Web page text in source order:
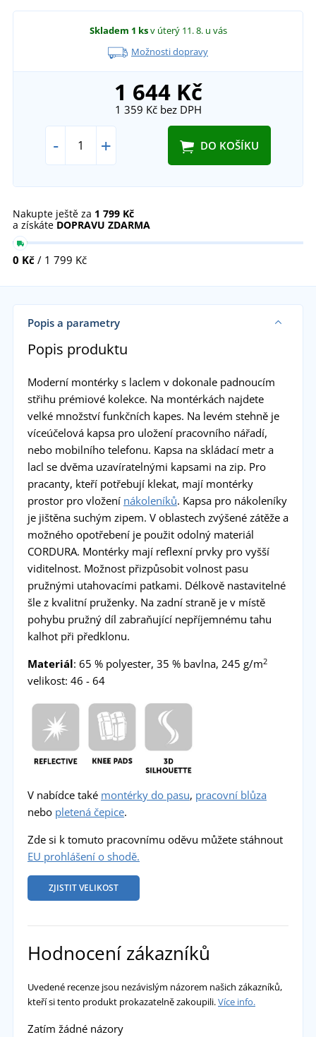
Skladem 1 ksv úterý 11. 8. u vás
Možnosti dopravy
1 644 Kč
1 359 Kčbez DPH
- + DO KOŠÍKU
Nakupte ještě za 1 799 Kč
a získáte DOPRAVU ZDARMA
0 Kč / 1 799 Kč
Popis a parametry
Popis produktu
Moderní montérky s laclem v dokonale padnoucím
střihu prémiové kolekce. Na montérkách najdete
velké množství funkčních kapes. Na levém stehně je
víceúčelová kapsa pro uložení pracovního nářadí,
nebo mobilního telefonu. Kapsa na skládací metr a
lacl se dvěma uzavíratelnými kapsami na zip. Pro
pracanty, kteří potřebují klekat, mají montérky
prostor pro vložení nákoleníků. Kapsa pro nákoleníky
je jištěna suchým zipem. V oblastech zvýšené zátěže a
možného opotřebení je použit odolný materiál
CORDURA. Montérky mají reflexní prvky pro vyšší
viditelnost. Možnost přizpůsobit volnost pasu
pružnými utahovacími patkami. Délkově nastavitelné
šle z kvalitní pruženky. Na zadní straně je v místě
pohybu pružný díl zabraňující nepříjemnému tahu
kalhot při předklonu.
Materiál: 65 % polyester, 35 % bavlna, 245 g/m2
velikost: 46 - 64
V nabídce také montérky do pasu, pracovní blůza
nebo pletená čepice.
Zde si k tomuto pracovnímu oděvu můžete stáhnout
EU prohlášení o shodě.
ZJISTIT VELIKOST
Hodnocení zákazníků
Uvedené recenze jsou nezávislým názorem našich zákazníků,
kteří si tento produkt prokazatelně zakoupili.Více info.
Zatím žádné názory